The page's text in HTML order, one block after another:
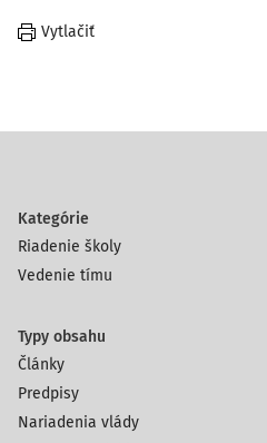
Vytlačiť
Kategórie
Riadenie školy
Vedenie tímu
Typy obsahu
Články
Predpisy
Nariadenia vlády